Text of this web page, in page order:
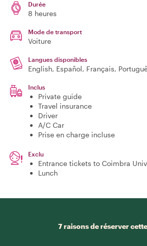
Durée
8 heures
Mode de transport
Voiture
Langues disponibles
English, Español, Français,
Inclus
Private guide
Travel insurance
Driver
A/C Car
Prise en charge incluse
Exclu
Entrance tickets to Coimbra
Lunch
7 raisons de réserver